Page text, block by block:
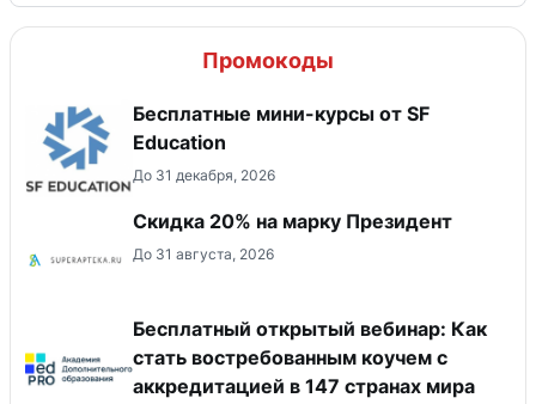
Промокоды
Бесплатные мини-курсы от SF
Education
До 31 декабря, 2026
Скидка 20% на марку Президент
До 31 августа, 2026
Бесплатный открытый вебинар: Как
стать востребованным коучем с
аккредитацией в 147 странах мира